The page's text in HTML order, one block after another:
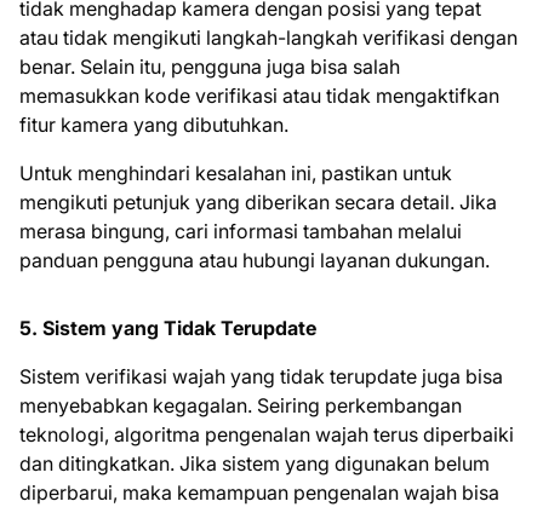
tidak menghadap kamera dengan posisi yang tepat
atau tidak mengikuti langkah-langkah verifikasi dengan
benar. Selain itu, pengguna juga bisa salah
memasukkan kode verifikasi atau tidak mengaktifkan
fitur kamera yang dibutuhkan.
Untuk menghindari kesalahan ini, pastikan untuk
mengikuti petunjuk yang diberikan secara detail. Jika
merasa bingung, cari informasi tambahan melalui
panduan pengguna atau hubungi layanan dukungan.
5. Sistem yang Tidak Terupdate
Sistem verifikasi wajah yang tidak terupdate juga bisa
menyebabkan kegagalan. Seiring perkembangan
teknologi, algoritma pengenalan wajah terus diperbaiki
dan ditingkatkan. Jika sistem yang digunakan belum
diperbarui, maka kemampuan pengenalan wajah bisa